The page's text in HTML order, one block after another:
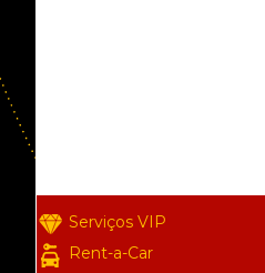
Serviços VIP
Rent-a-Car